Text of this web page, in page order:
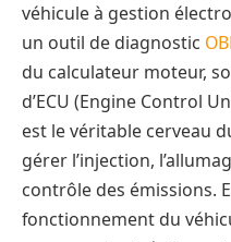
véhicule à gestion
un outil de diagnostic
du calculateur moteur,
d’ECU (Engine Control
est le véritable cerveau
gérer l’injection,
contrôle des émissions.
fonctionnement du